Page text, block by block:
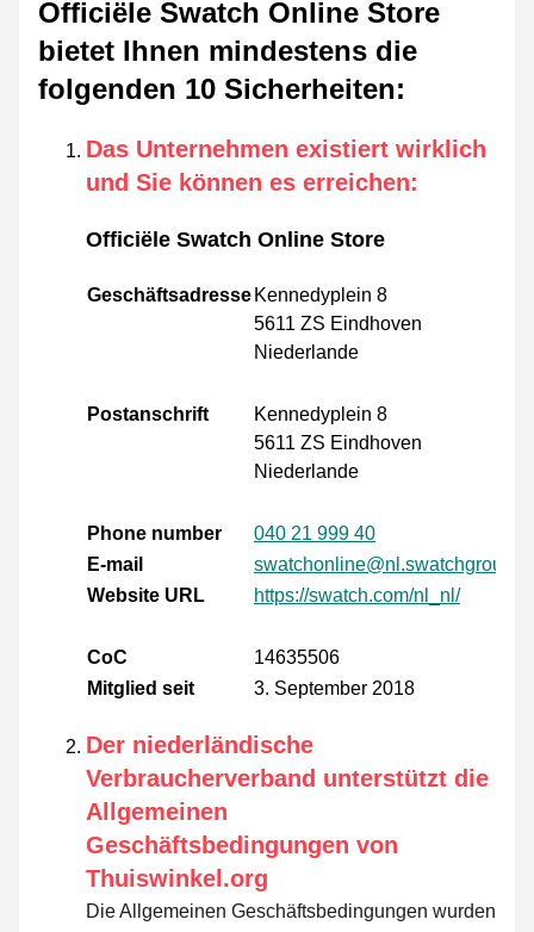
Officiële Swatch Online Store
bietet Ihnen mindestens die
folgenden 10 Sicherheiten:
Das Unternehmen existiert wirklich
und Sie können es erreichen:
Officiële Swatch Online Store
Geschäftsadresse Kennedyplein 8
5611 ZS Eindhoven
Niederlande
Postanschrift
Kennedyplein 8
5611 ZS Eindhoven
Niederlande
Phone number
040 21 999 40
E-mail
Website URL
https://swatch.com/nl_nl/
CoC
14635506
Mitglied seit
3. September 2018
Der niederländische
Verbraucherverband unterstützt die
Allgemeinen
Geschäftsbedingungen von
Thuiswinkel.org
Die Allgemeinen Geschäftsbedingungen wurden